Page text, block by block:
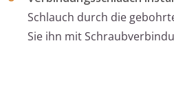
Schlauch durch die
Sie ihn mit